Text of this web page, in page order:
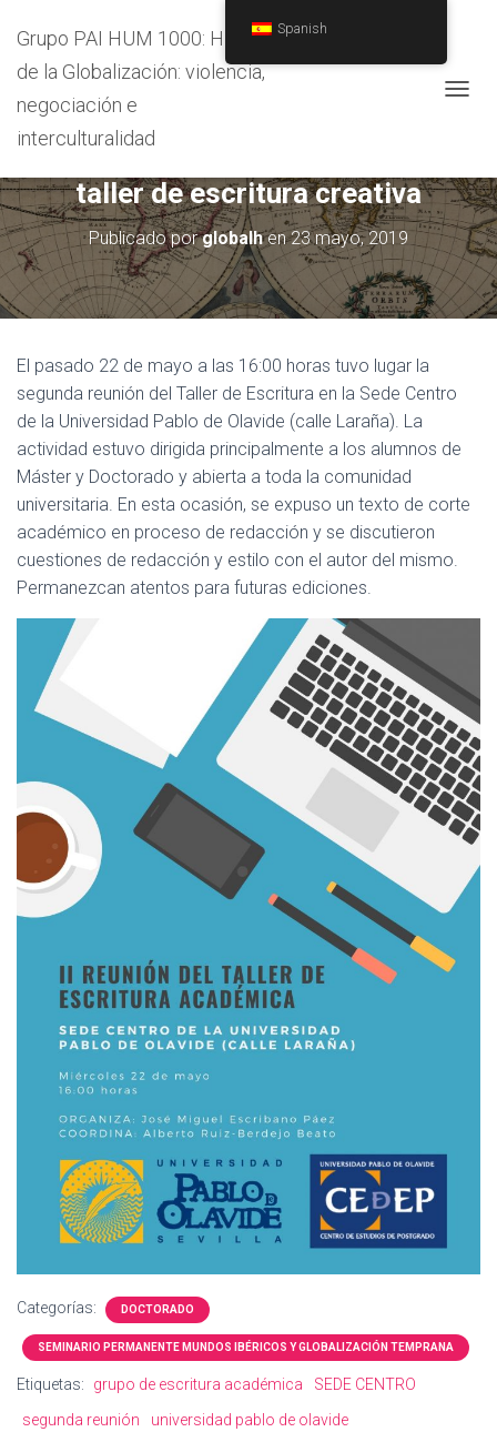
Grupo PAI HUM 1000: Historia
de la Globalización: violencia,
negociación e
interculturalidad
I
A
R
M
O
D
O
E
C
N
22/05/2019 Segunda reunión del
taller de escritura creativa
Publicado porglobalhen23 mayo, 2019
El pasado 22 de mayo a las 16:00 horas tuvo lugar la
segunda reunión del Taller de Escritura en la Sede Centro
de la Universidad Pablo de Olavide (calle Laraña). La
actividad estuvo dirigida principalmente a los alumnos de
Máster y Doctorado y abierta a toda la comunidad
universitaria. En esta ocasión, se expuso un texto de corte
académico en proceso de redacción y se discutieron
cuestiones de redacción y estilo con el autor del mismo.
Permanezcan atentos para futuras ediciones.
Categorías: DOCTORADO
SEMINARIO PERMANENTE MUNDOS IBÉRICOS Y GLOBALIZACIÓN TEMPRANA
Etiquetas: grupo de escritura académica
SEDE CENTRO
segunda reunión
universidad pablo de olavide
Spanish